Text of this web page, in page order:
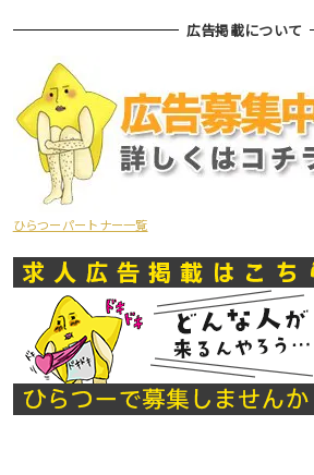
広告掲載について
ひらつーパートナー一覧